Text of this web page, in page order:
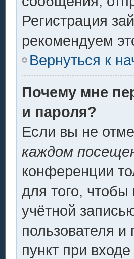
Регистрация
рекомендуем
Вернуться к
Почему мне
и пароля?
Если вы не
каждом
конференции
для того, чтобы
учётной
пользователя
пункт при